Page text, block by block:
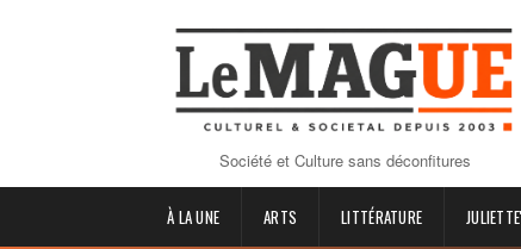
Société et Culture sans déconfitures
À LA UNE ARTS LITTÉRATURE